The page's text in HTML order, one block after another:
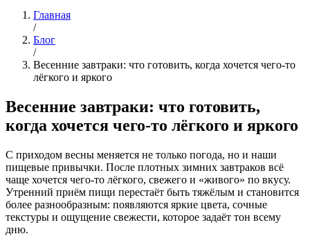
Главная
/
Блог
/
Весенние завтраки: что готовить, когда хочется чего-то
лёгкого и яркого
Весенние завтраки: что готовить,
когда хочется чего-то лёгкого и яркого
С приходом весны меняется не только погода, но и наши
пищевые привычки. После плотных зимних завтраков всё
чаще хочется чего-то лёгкого, свежего и «живого» по вкусу.
Утренний приём пищи перестаёт быть тяжёлым и становится
более разнообразным: появляются яркие цвета, сочные
текстуры и ощущение свежести, которое задаёт тон всему
дню.